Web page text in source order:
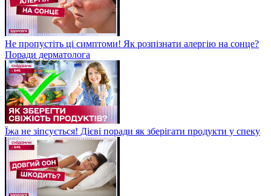
Не пропустіть ці симптоми! Як розпізнати алергію на сонце?
Поради дерматолога
Їжа не зіпсується! Дієві поради як зберігати продукти у спеку